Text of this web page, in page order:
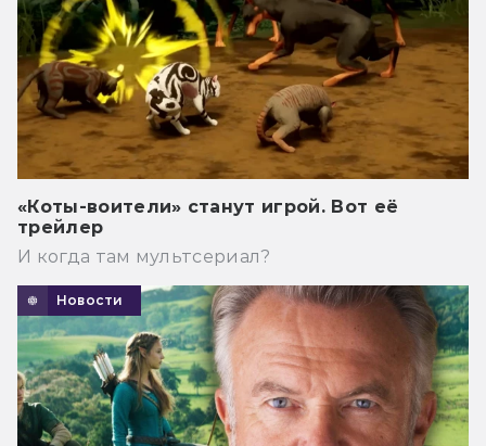
«Коты-воители» станут игрой. Вот её
трейлер
И когда там мультсериал?
Новости